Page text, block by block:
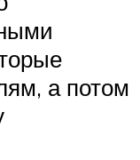
а потом